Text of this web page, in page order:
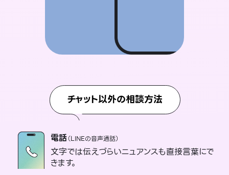
チャット以外の相談方法
電話（LINEの音声通話）
文字では伝えづらいニュアンスも直接言葉にで
きます。